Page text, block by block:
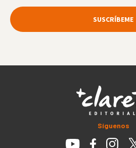
Síguenos